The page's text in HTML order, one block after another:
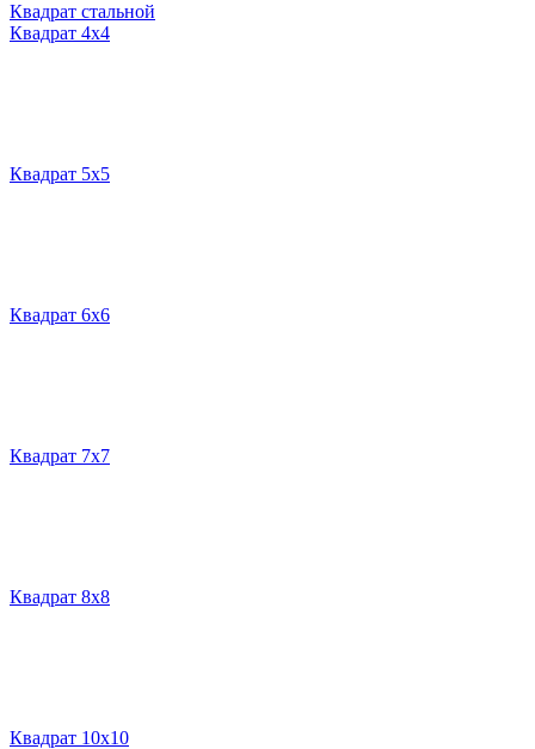
Квадрат стальной
Квадрат 4х4
Квадрат 5х5
Квадрат 6х6
Квадрат 7х7
Квадрат 8х8
Квадрат 10х10